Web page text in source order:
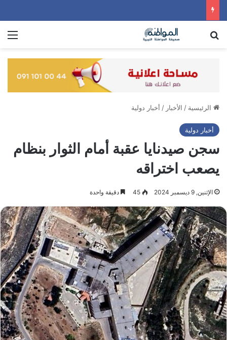
الرئيسية / الأخبار / أخبار دولية
أخبار دولية
سجن صيدنايا عقبة أمام الثوار بنظام
يصعب اختراقه
الإثنين, 9 ديسمبر 2024 45 دقيقة واحدة